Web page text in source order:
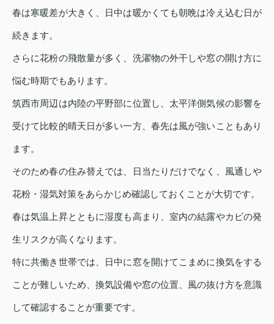
春は寒暖差が大きく、日中は暖かくても朝晩は冷え込む日が
続きます。
さらに花粉の飛散量が多く、洗濯物の外干しや窓の開け方に
悩む時期でもあります。
筑西市周辺は内陸の平野部に位置し、太平洋側気候の影響を
受けて比較的晴天日が多い一方、春先は風が強いこともあり
ます。
そのため春の住み替えでは、日当たりだけでなく、風通しや
花粉・湿気対策をあらかじめ確認しておくことが大切です。
春は気温上昇とともに湿度も高まり、室内の結露やカビの発
生リスクが高くなります。
特に共働き世帯では、日中に窓を開けてこまめに換気をする
ことが難しいため、換気設備や窓の位置、風の抜け方を意識
して確認することが重要です。